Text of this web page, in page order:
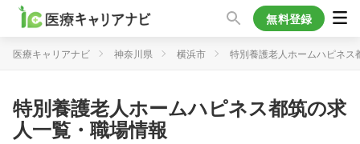
無料登録
医療キャリアナビ 神奈川県 横浜市 特別養護老人ホームハピネス
特別養護老人ホームハピネス都筑の求
人一覧・職場情報